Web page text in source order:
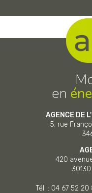
en
AGENCE DE
5, rue
420
30130
Tél. : 04 67 52 20